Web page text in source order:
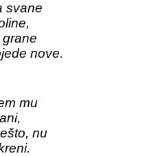
svane
nove.
mu
nu